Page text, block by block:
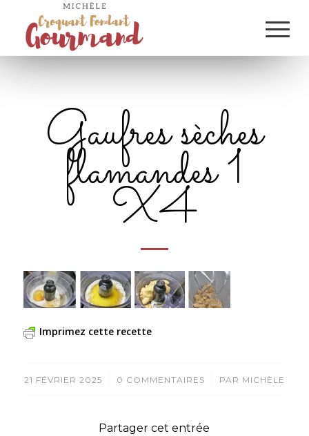
Gaufres sèches
flamandes 1
X4
Imprimez cette recette
21 FÉVRIER 2025
/ 0 COMMENTAIRES
/ PAR MICHÈLE
Partager cet entrée